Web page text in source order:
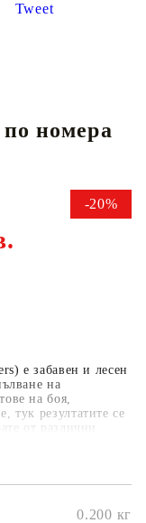
Tweet
номера
-20%
е забавен и лесен
на
на боя,
тук резултатите се
от различни
0.200 кг